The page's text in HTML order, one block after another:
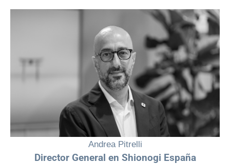
“Con pasión, competencia y determinación, las mujeres están
transformando el futuro de la industria farmacéutica en España, no
solo como profesionales, sino también como líderes del cambio.”
Andrea Pitrelli
Director General en Shionogi España